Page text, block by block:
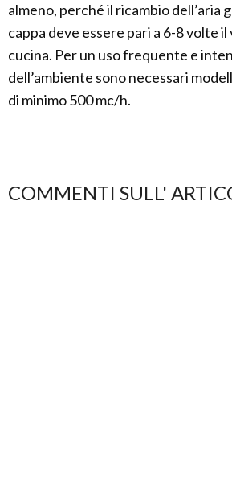
almeno, perché il ricambio dell’aria
cappa deve essere pari a 6-8 volte il
cucina. Per un uso frequente e
dell’ambiente sono necessari
di minimo 500 mc/h.
COMMENTI SULL'